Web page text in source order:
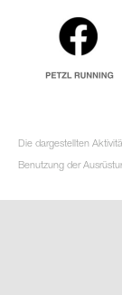
Die dargestellten
Benutzung der